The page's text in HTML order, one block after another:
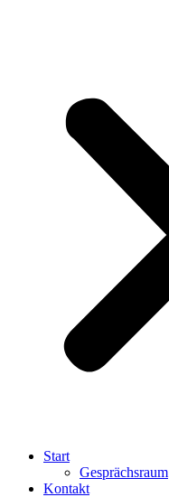
Start
Gesprächsraum
Kontakt